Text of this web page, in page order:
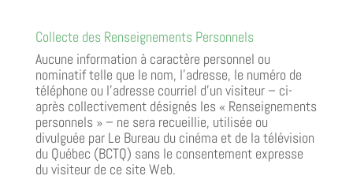
Collecte des Renseignements Personnels
Aucune information à caractère personnel ou
nominatif telle que le nom, l’adresse, le numéro de
téléphone ou l’adresse courriel d’un visiteur – ci-
après collectivement désignés les « Renseignements
personnels » – ne sera recueillie, utilisée ou
divulguée par Le Bureau du cinéma et de la télévision
du Québec (BCTQ) sans le consentement expresse
du visiteur de ce site Web.